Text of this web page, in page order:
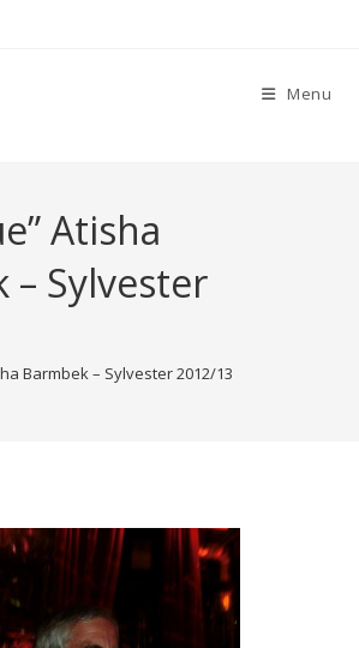
Menu
Atisha
– Sylvester
Barmbek – Sylvester 2012/13